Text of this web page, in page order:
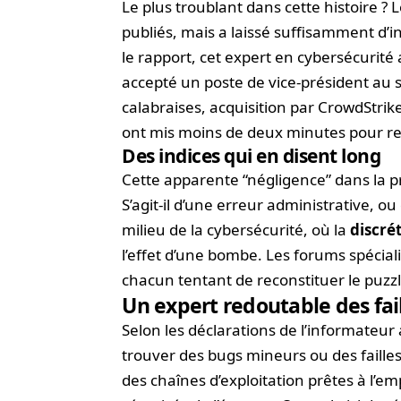
Le plus troublant dans cette histoire ?
publiés, mais a laissé suffisamment
le rapport, cet expert en cybersécurité
accepté un poste de vice-président au
calabraises, acquisition par
ont mis moins de deux minutes pour
Des indices qui en disent long
Cette apparente “négligence” dans la
S’agit-il d’une erreur administrative,
milieu de la cybersécurité, où la
l’effet d’une bombe. Les forums
chacun tentant de reconstituer le
Un expert redoutable des
Selon les déclarations de
trouver des bugs mineurs ou des
des chaînes d’exploitation prêtes à